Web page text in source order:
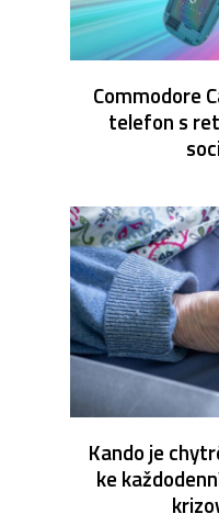
Commodore
telefon s
Kando je
ke